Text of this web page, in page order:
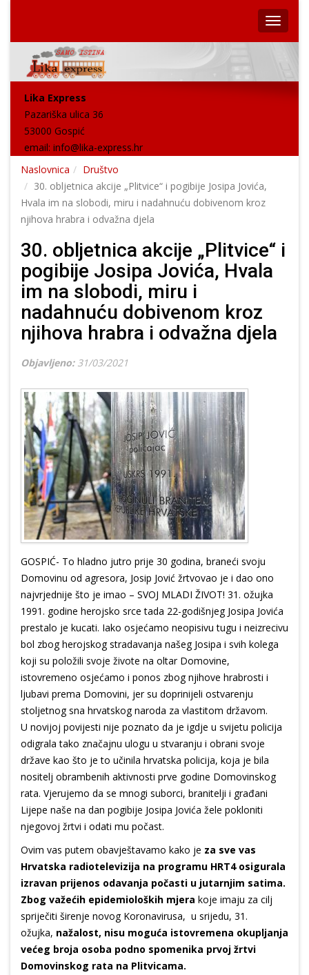
Lika Express
Pazariška ulica 36
53000 Gospić
email: info@lika-express.hr
Naslovnica
Društvo
30. obljetnica akcije „Plitvice“ i pogibije Josipa Jovića,
Hvala im na slobodi, miru i nadahnuću dobivenom kroz
njihova hrabra i odvažna djela
30. obljetnica akcije „Plitvice“ i
pogibije Josipa Jovića, Hvala
im na slobodi, miru i
nadahnuću dobivenom kroz
njihova hrabra i odvažna djela
Objavljeno: 31/03/2021
GOSPIĆ- To hladno jutro prije 30 godina, braneći svoju
Domovinu od agresora, Josip Jović žrtvovao je i dao ono
najvrjednije što je imao – SVOJ MLADI ŽIVOT! 31. ožujka
1991. godine herojsko srce tada 22-godišnjeg Josipa Jovića
prestalo je kucati. Iako osjećamo neopisivu tugu i neizrecivu
bol zbog herojskog stradavanja našeg Josipa i svih kolega
koji su položili svoje živote na oltar Domovine,
istovremeno osjećamo i ponos zbog njihove hrabrosti i
ljubavi prema Domovini, jer su doprinijeli ostvarenju
stoljetnog sna hrvatskog naroda za vlastitom državom.
U novijoj povijesti nije poznato da je igdje u svijetu policija
odigrala tako značajnu ulogu u stvaranju i obrani svoje
države kao što je to učinila hrvatska policija, koja je bila
nositelj obrambenih aktivnosti prve godine Domovinskog
rata. Vjerujemo da se mnogi suborci, branitelji i građani
Lijepe naše na dan pogibije Josipa Jovića žele pokloniti
njegovoj žrtvi i odati mu počast.
Ovim vas putem obavještavamo kako je za sve vas
Hrvatska radiotelevizija na programu HRT4 osigurala
izravan prijenos odavanja počasti u jutarnjim satima.
Zbog važećih epidemioloških mjera koje imaju za cilj
spriječiti širenje novog Koronavirusa, u srijedu, 31.
ožujka, nažalost, nisu moguća istovremena okupljanja
većeg broja osoba podno spomenika prvoj žrtvi
Domovinskog rata na Plitvicama.